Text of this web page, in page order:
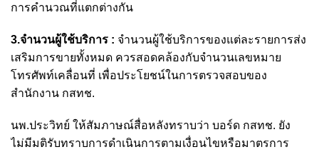
การคํานวณที่แตกต่างกัน
3.จำนวนผู้ใช้บริการ : จำนวนผู้ใช้บริการของแต่ละรายการส่ง
เสริมการขายทั้งหมด ควรสอดคล้องกับจำนวนเลขหมาย
โทรศัพท์เคลื่อนที่ เพื่อประโยชน์ในการตรวจสอบของ
สำนักงาน กสทช.
นพ.ประวิทย์ ให้สัมภาษณ์สื่อหลังทราบว่า บอร์ด กสทช. ยัง
ไม่มีมติรับทราบการดำเนินการตามเงื่อนไขหรือมาตรการ